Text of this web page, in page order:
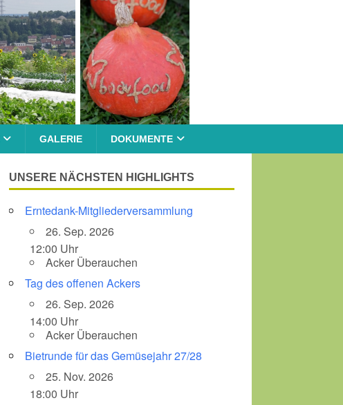
GALERIE DOKUMENTE
UNSERE NÄCHSTEN HIGHLIGHTS
Erntedank-Mitgliederversammlung
26. Sep. 2026
12:00 Uhr
Acker Überauchen
Tag des offenen Ackers
26. Sep. 2026
14:00 Uhr
Acker Überauchen
Bietrunde für das Gemüsejahr 27/28
25. Nov. 2026
18:00 Uhr